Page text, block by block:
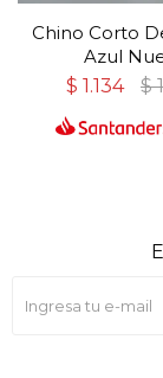
Chino Corto
Azul
$ 1.134 $